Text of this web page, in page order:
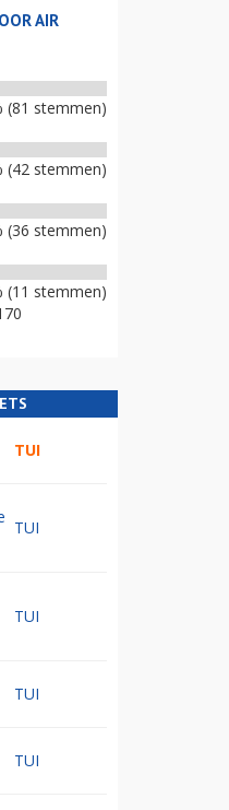
AIR
(81 stemmen)
(42 stemmen)
(36 stemmen)
(11 stemmen)
TUI
TUI
TUI
TUI
TUI